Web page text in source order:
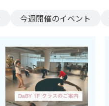
今週開催のイベント